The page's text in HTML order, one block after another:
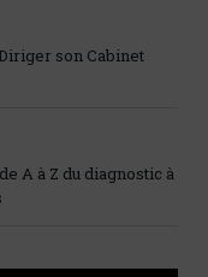
son Cabinet
A à Z du diagnostic à